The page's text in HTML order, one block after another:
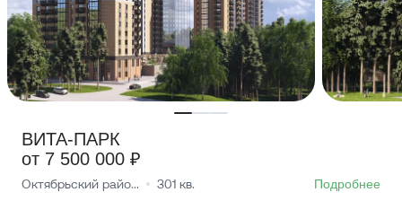
ВИТА-ПАРК
от 7 500 000 ₽
Октябрьский райо... 301 кв. Подробнее